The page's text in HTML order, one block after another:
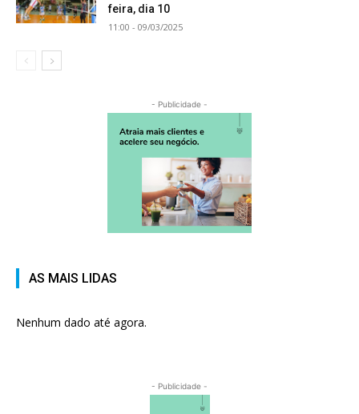
feira, dia 10
11:00 - 09/03/2025
- Publicidade -
AS MAIS LIDAS
Nenhum dado até agora.
- Publicidade -